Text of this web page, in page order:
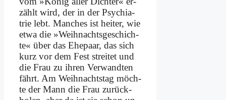
zählt wird, der in der Psych­ia­
trie lebt. Man­ches ist hei­ter, wie
et­wa die »Weih­nachts­ge­schich­
te« über das Ehe­paar, das sich
kurz vor dem Fest strei­tet und
die Frau zu ih­ren Ver­wand­ten
fährt. Am Weih­nachts­tag möch­
te der Mann die Frau zu­rück­